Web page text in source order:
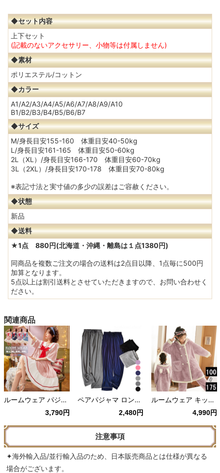
◆セット内容
上下セット
(記載のないアクセサリー、小物等は付属しません)
◆素材
ポリエステル/コットン
◆カラー
A1/A2/A3/A4/A5/A6/A7/A8/A9/A10
B1/B2/B3/B4/B5/B6/B7
◆サイズ
M/身長目安155-160 体重目安40-50kg
L/身長目安161-165 体重目安50-60kg
2L（XL）/身長目安166-170 体重目安60-70kg
3L（2XL）/身長目安170-178 体重目安70-80kg
※表記寸法と実寸値の多少の誤差はご容赦ください。
◆状態
新品
◆送料
★1点 880円(北海道・沖縄・離島は１点1380円)
同商品を複数ご注文の場合の送料は2点目以降、1点毎に500円
加算となります。
5点以上は割引送料とさせていただきますので、お問い合わせく
ださい。
関連商品
ルームウェア パジャマ セーラー風 ワンピース 半袖 かわいい リボン お家時間 ゆめかわ 部屋着 寝間着 サマーパジャマ 春 夏
3,790円
ペアパジャマ ロングパンツ ルームウェア 部屋着 ナイトウェア レディース メンズ 大きいサイズ ポケット付き 春夏 リラックス 黒 紫 グレー 紺
2,480円
ルームウェア キッズパジャマ 上下セット もこもこ 子供 女の子 寝巻き ナイトウェア 部屋着 誕生日 プレゼント
4,990円
注意事項
✦海外輸入品/並行輸入品のため、日本販売商品とは仕様が異なる
場合がございます。